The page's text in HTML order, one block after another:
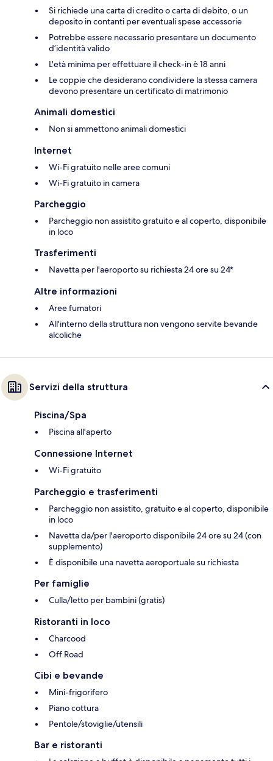
Si richiede una carta di credito o carta di debito, o un
deposito in contanti per eventuali spese accessorie
Potrebbe essere necessario presentare un documento
d’identità valido
L'età minima per effettuare il check-in è 18 anni
Le coppie che desiderano condividere la stessa camera
devono presentare un certificato di matrimonio
Animali domestici
Non si ammettono animali domestici
Internet
Wi-Fi gratuito nelle aree comuni
Wi-Fi gratuito in camera
Parcheggio
Parcheggio non assistito gratuito e al coperto, disponibile
in loco
Trasferimenti
Navetta per l'aeroporto su richiesta 24 ore su 24*
Altre informazioni
Aree fumatori
All'interno della struttura non vengono servite bevande
alcoliche
Servizi della struttura
Piscina/Spa
Piscina all'aperto
Connessione Internet
Wi-Fi gratuito
Parcheggio e trasferimenti
Parcheggio non assistito, gratuito e al coperto, disponibile
in loco
Navetta da/per l'aeroporto disponibile 24 ore su 24 (con
supplemento)
È disponibile una navetta aeroportuale su richiesta
Per famiglie
Culla/letto per bambini (gratis)
Ristoranti in loco
Charcood
Off Road
Cibi e bevande
Mini-frigorifero
Piano cottura
Pentole/stoviglie/utensili
Bar e ristoranti